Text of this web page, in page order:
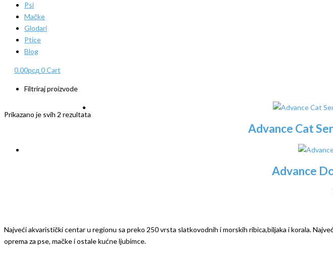
Psi
Mačke
Glodari
Ptice
Blog
0.00рсд 0Cart
Filtriraj proizvode
Prikazano je svih 2 rezultata
Advance Cat
Advance
Najveći akvaristički centar u regionu sa preko 250 vrsta slatkovodnih i morskih ribica,biljaka i korala.
oprema za pse, mačke i ostale kućne ljubimce.